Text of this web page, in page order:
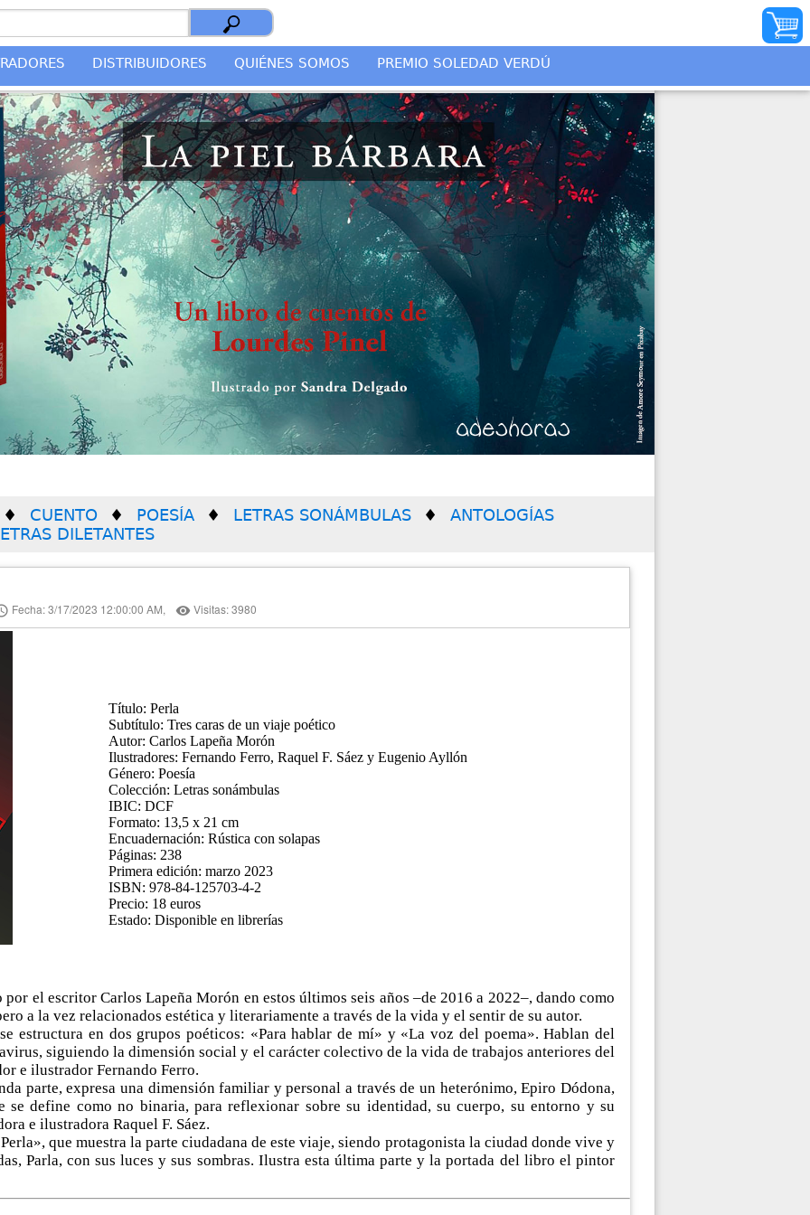
AUTORES
ILUSTRADORES
DISTRIBUIDORES
QUIÉNES SOMOS
PREMIO SOLEDAD
VERDÚ
DISTRIBUIDORES QUIÉNES SOMOS PREMIO SOLEDAD VERDÚ
CUENTO POESÍA LETRAS SONÁMBULAS
ANTOLOGÍAS
DILETANTES
Fecha: 3/17/2023 12:00:00 AM, remove_red_eye Visitas: 3980
Título: Perla
Subtítulo: Tres caras de un viaje poético
Autor: Carlos Lapeña Morón
Ilustradores: Fernando Ferro, Raquel F. Sáez y Eugenio Ayllón
Género: Poesía
Colección: Letras sonámbulas
IBIC: DCF
Formato: 13,5 x 21 cm
Encuadernación: Rústica con solapas
Páginas: 238
Primera edición: marzo 2023
ISBN: 978-84-125703-4-2
Precio: 18 euros
Estado: Disponible en librerías
el escritor Carlos Lapeña Morón en estos últimos seis años –de 2016 a 2022–, dando como
a la vez relacionados estética y literariamente a través de la vida y el sentir de su autor.
estructura en dos grupos poéticos: «Para hablar de mí» y «La voz del poema». Hablan del
siguiendo la dimensión social y el carácter colectivo de la vida de trabajos anteriores del
e ilustrador Fernando Ferro.
parte, expresa una dimensión familiar y personal a través de un heterónimo, Epiro Dódona,
se define como no binaria, para reflexionar sobre su identidad, su cuerpo, su entorno y su
e ilustradora Raquel F. Sáez.
que muestra la parte ciudadana de este viaje, siendo protagonista la ciudad donde vive y
Parla, con sus luces y sus sombras. Ilustra esta última parte y la portada del libro el pintor